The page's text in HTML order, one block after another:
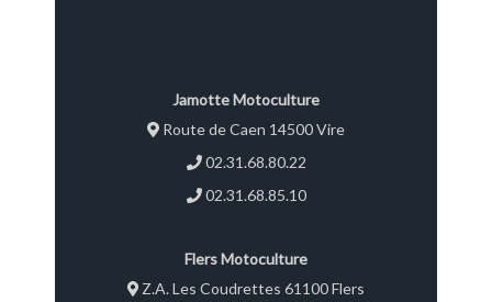
Jamotte Motoculture
Route de Caen 14500 Vire
02.31.68.80.22
02.31.68.85.10
Flers Motoculture
Z.A. Les Coudrettes 61100 Flers